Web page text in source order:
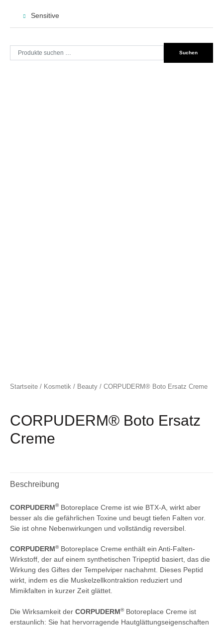
Startseite / Kosmetik / Beauty / CORPUDERM® Boto Ersatz Creme
CORPUDERM® Boto Ersatz
Creme
Beschreibung
CORPUDERM®Botoreplace Creme ist wie BTX-A, wirkt aber
besser als die gefährlichen Toxine und beugt tiefen Falten vor.
Sie ist ohne Nebenwirkungen und vollständig reversibel.
CORPUDERM ® Botoreplace Creme enthält ein Anti-Falten-
Wirkstoff, der auf einem synthetischen Tripeptid basiert, das die
Wirkung des Giftes der Tempelviper nachahmt. Dieses Peptid
wirkt, indem es die Muskelzellkontraktion reduziert und
Mimikfalten in kurzer Zeit glättet.
Die Wirksamkeit der CORPUDERM®Botoreplace Creme ist
erstaunlich: Sie hat hervorragende Hautglättungseigenschaften
Sensitive
Suche
nach:
Suchen